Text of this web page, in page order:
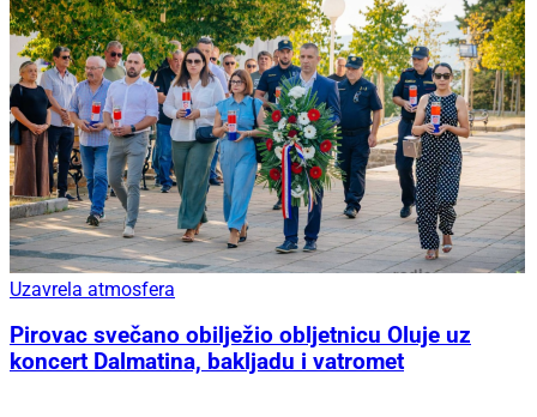
Uzavrela atmosfera
Pirovac svečano obilježio obljetnicu Oluje uz
koncert Dalmatina, bakljadu i vatromet